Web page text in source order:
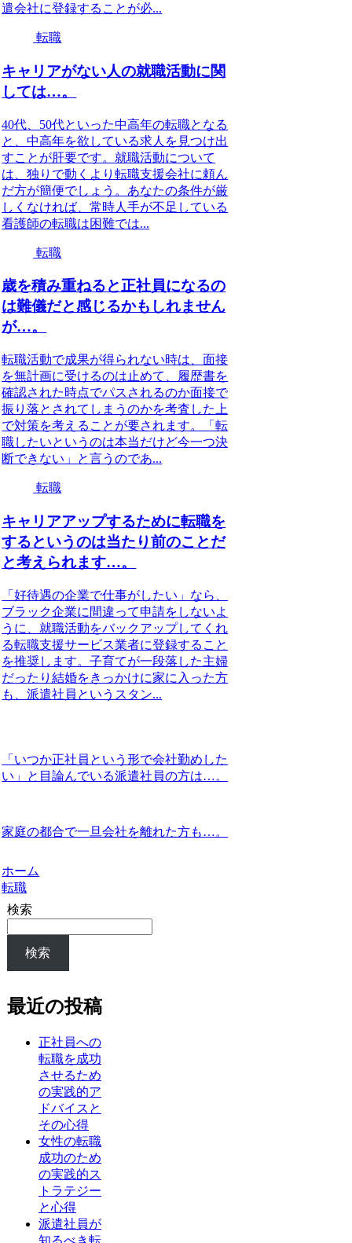
遣会社に登録することが必...
転職
キャリアがない人の就職活動に関
しては…。
40代、50代といった中高年の転職となる
と、中高年を欲している求人を見つけ出
すことが肝要です。就職活動について
は、独りで動くより転職支援会社に頼ん
だ方が簡便でしょう。あなたの条件が厳
しくなければ、常時人手が不足している
看護師の転職は困難では...
転職
歳を積み重ねると正社員になるの
は難儀だと感じるかもしれません
が…。
転職活動で成果が得られない時は、面接
を無計画に受けるのは止めて、履歴書を
確認された時点でパスされるのか面接で
振り落とされてしまうのかを考査した上
で対策を考えることが要されます。「転
職したいというのは本当だけど今一つ決
断できない」と言うのであ...
転職
キャリアアップするために転職を
するというのは当たり前のことだ
と考えられます…。
「好待遇の企業で仕事がしたい」なら、
ブラック企業に間違って申請をしないよ
うに、就職活動をバックアップしてくれ
る転職支援サービス業者に登録すること
を推奨します。子育てが一段落した主婦
だったり結婚をきっかけに家に入った方
も、派遣社員というスタン...
「いつか正社員という形で会社勤めした
い」と目論んでいる派遣社員の方は…。
家庭の都合で一旦会社を離れた方も…。
ホーム
転職
検索
検索
最近の投稿
正社員への
転職を成功
させるため
の実践的ア
ドバイスと
その心得
女性の転職
成功のため
の実践的ス
トラテジー
と心得
派遣社員が
知るべき転